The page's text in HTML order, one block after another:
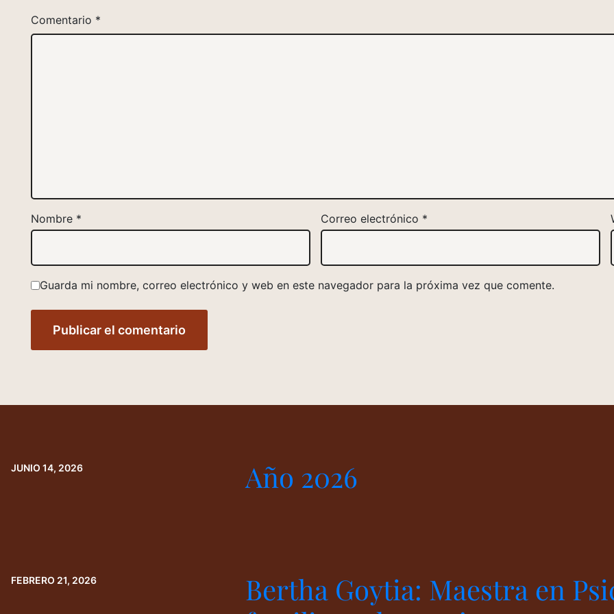
Comentario *
Nombre * Correo electrónico *
Guarda mi nombre, correo electrónico y web en este navegador para la próxima vez que comente.
JUNIO 14, 2026 Año 2026
FEBRERO 21, 2026
Bertha Goytia: Maestra en